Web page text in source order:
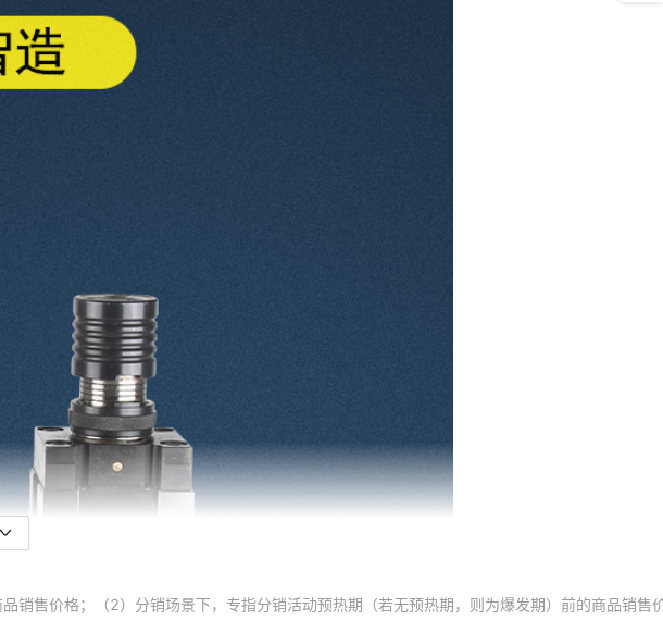
销售价格；（2）分销场景下，专指分销活动预热期（若无预热期，则为爆发期）前的商品销售